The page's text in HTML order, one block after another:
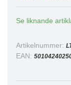
Se liknande
Artikelnummer:
EAN: